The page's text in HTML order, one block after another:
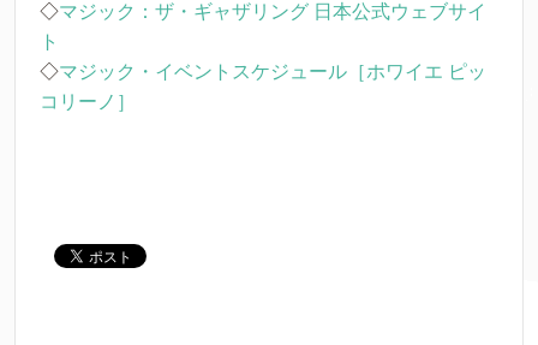
◇マジック：ザ・ギャザリング 日本公式ウェブサイ
ト
◇マジック・イベントスケジュール［ホワイエ ピッ
コリーノ］